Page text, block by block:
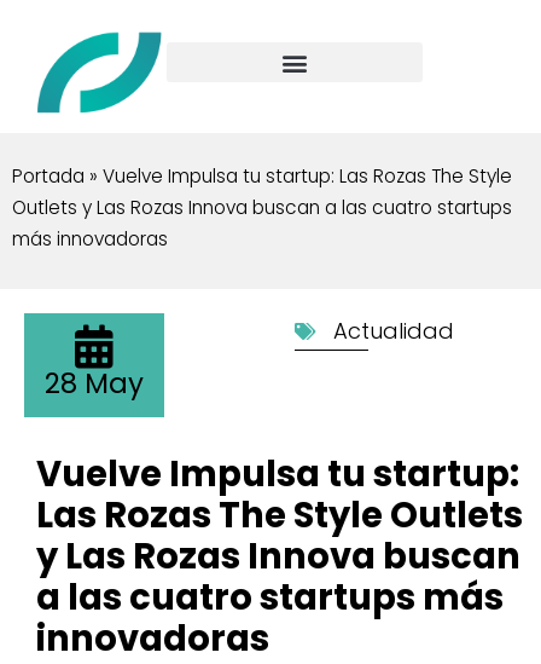
Portada » Vuelve Impulsa tu startup: Las Rozas The Style
Outlets y Las Rozas Innova buscan a las cuatro startups
más innovadoras
28 May
Actualidad
Vuelve Impulsa tu startup:
Las Rozas The Style Outlets
y Las Rozas Innova buscan
a las cuatro startups más
innovadoras